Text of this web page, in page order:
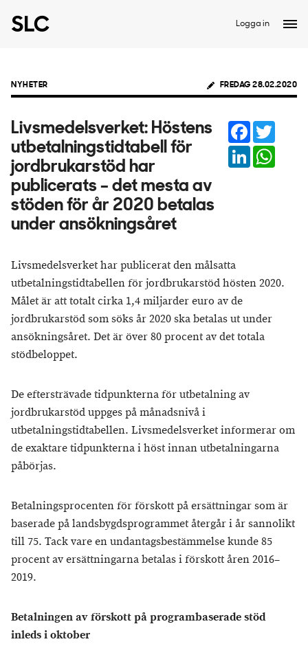
Logga in
NYHETER FREDAG 28.02.2020
Livsmedelsverket: Höstens
utbetalningstidtabell för
jordbrukarstöd har
publicerats – det mesta av
stöden för år 2020 betalas
under ansökningsåret
Facebook
LinkedIn
Livsmedelsverket har publicerat den målsatta
utbetalningstidtabellen för jordbrukarstöd hösten 2020.
Målet är att totalt cirka 1,4 miljarder euro av de
jordbrukarstöd som söks år 2020 ska betalas ut under
ansökningsåret. Det är över 80 procent av det totala
stödbeloppet.
De eftersträvade tidpunkterna för utbetalning av
jordbrukarstöd uppges på månadsnivå i
utbetalningstidtabellen. Livsmedelsverket informerar om
de exaktare tidpunkterna i höst innan utbetalningarna
påbörjas.
Betalningsprocenten för förskott på ersättningar som är
baserade på landsbygdsprogrammet återgår i år sannolikt
till 75. Tack vare en undantagsbestämmelse kunde 85
procent av ersättningarna betalas i förskott åren 2016–
2019.
Betalningen av förskott på programbaserade stöd
inleds i oktober